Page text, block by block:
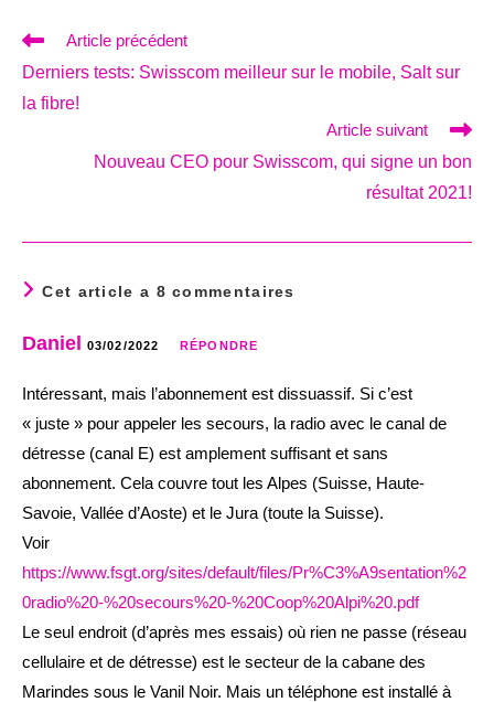
Read
articles
Article précédent
Derniers tests: Swisscom meilleur sur le mobile, Salt sur
la fibre!
Article suivant
Nouveau CEO pour Swisscom, qui signe un bon
résultat 2021!
Cet article a 8 commentaires
Daniel 03/02/2022 RÉPONDRE
Intéressant, mais l’abonnement est dissuassif. Si c’est
« juste » pour appeler les secours, la radio avec le canal de
détresse (canal E) est amplement suffisant et sans
abonnement. Cela couvre tout les Alpes (Suisse, Haute-
Savoie, Vallée d’Aoste) et le Jura (toute la Suisse).
Voir
https://www.fsgt.org/sites/default/files/Pr%C3%A9sentation%2
0radio%20-%20secours%20-%20Coop%20Alpi%20.pdf
Le seul endroit (d’après mes essais) où rien ne passe (réseau
cellulaire et de détresse) est le secteur de la cabane des
Marindes sous le Vanil Noir. Mais un téléphone est installé à